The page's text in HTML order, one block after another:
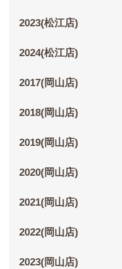
2023(松江店)
2024(松江店)
2017(岡山店)
2018(岡山店)
2019(岡山店)
2020(岡山店)
2021(岡山店)
2022(岡山店)
2023(岡山店)